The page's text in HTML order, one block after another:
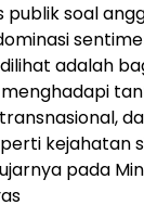
publik soal
adalah
kejahatan
pada